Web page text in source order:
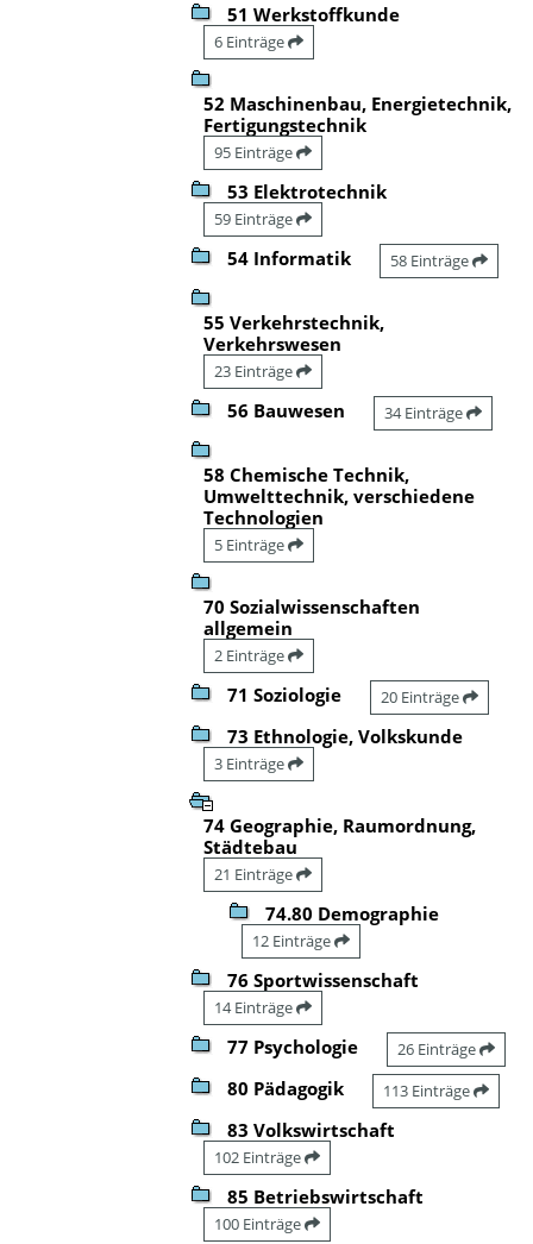
51 Werkstoffkunde
6 Einträge
52 Maschinenbau, Energietechnik,
Fertigungstechnik
95 Einträge
53 Elektrotechnik
59 Einträge
54 Informatik 58 Einträge
55 Verkehrstechnik,
Verkehrswesen
23 Einträge
56 Bauwesen 34 Einträge
58 Chemische Technik,
Umwelttechnik, verschiedene
Technologien
5 Einträge
70 Sozialwissenschaften
allgemein
2 Einträge
71 Soziologie 20 Einträge
73 Ethnologie, Volkskunde
3 Einträge
74 Geographie, Raumordnung,
Städtebau
21 Einträge
74.80 Demographie
12 Einträge
76 Sportwissenschaft
14 Einträge
77 Psychologie 26 Einträge
80 Pädagogik 113 Einträge
83 Volkswirtschaft
102 Einträge
85 Betriebswirtschaft
100 Einträge